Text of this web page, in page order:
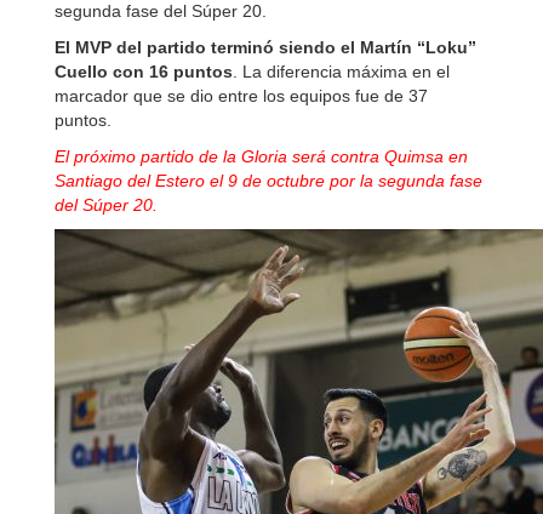
segunda fase del Súper 20.
El MVP del partido terminó siendo el Martín “Loku”
Cuello con 16 puntos . La diferencia máxima en el
marcador que se dio entre los equipos fue de 37
puntos.
El próximo partido de la Gloria será contra Quimsa en
Santiago del Estero el 9 de octubre por la segunda fase
del Súper 20.